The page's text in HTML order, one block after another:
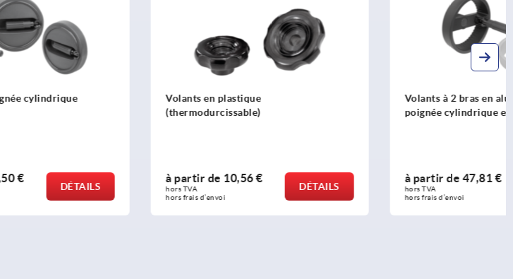
Volants en plastique
à partir de
hors TVA
hors frais d’envoi
DÉTAILS
Volants à 2 bras en aluminium avec
poignée cylindrique escamotable
à partir de
hors TVA
hors frais d’envoi
DÉTAILS